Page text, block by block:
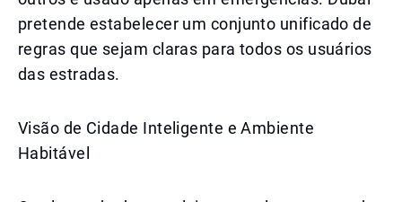
pretende estabelecer um conjunto unificado de
regras que sejam claras para todos os usuários
das estradas.
Visão de Cidade Inteligente e Ambiente
Habitável